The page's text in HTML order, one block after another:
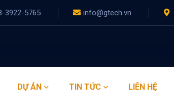
3922-5765 info@gtech.vn
DỰ ÁN TIN TỨC LIÊN HỆ